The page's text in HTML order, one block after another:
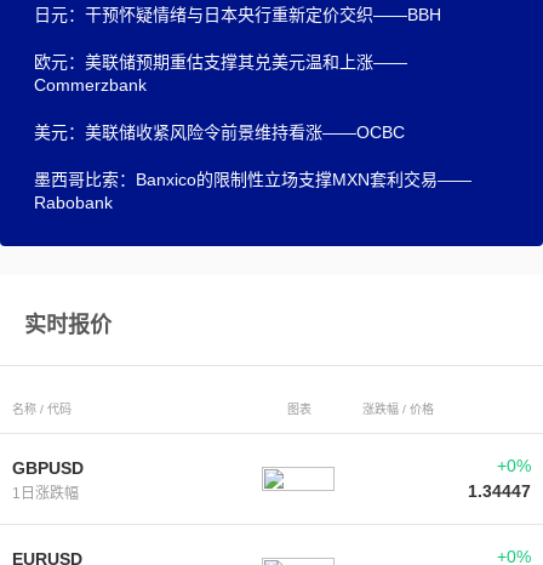
日元：干预怀疑情绪与日本央行重新定价交织——BBH
欧元：美联储预期重估支撑其兑美元温和上涨——
Commerzbank
美元：美联储收紧风险令前景维持看涨——OCBC
墨西哥比索：Banxico的限制性立场支撑MXN套利交易——
Rabobank
实时报价
名称 / 代码 图表 涨跌幅 / 价格
GBPUSD
1日涨跌幅
+0%
1.34447
EURUSD +0%